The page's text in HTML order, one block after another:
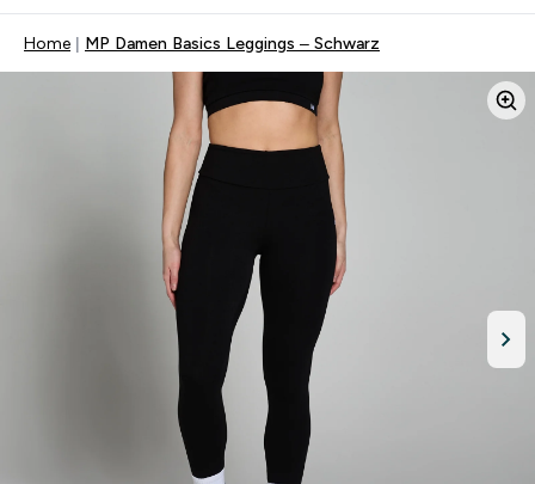
Home MP Damen Basics Leggings – Schwarz